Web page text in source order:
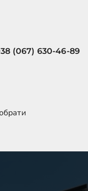
(067) 630-46-89